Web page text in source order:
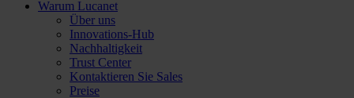
Warum Lucanet
Über uns
Innovations-Hub
Nachhaltigkeit
Trust Center
Kontaktieren Sie Sales
Preise